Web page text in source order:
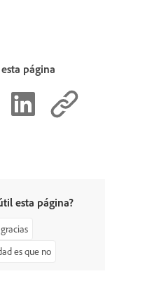
página
esta página?
es que no